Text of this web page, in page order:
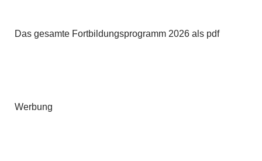
Das gesamte Fortbildungsprogramm 2026 als pdf
Werbung